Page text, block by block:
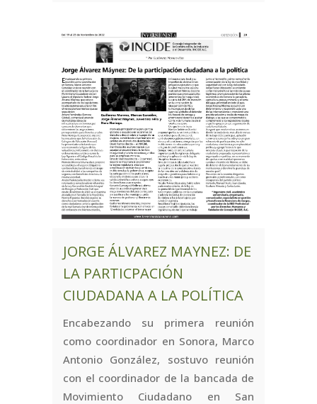
JORGE ÁLVAREZ MAYNEZ: DE
LA PARTICPACIÓN
CIUDADANA A LA POLÍTICA
Encabezando su primera reunión
como coordinador en Sonora, Marco
Antonio González, sostuvo reunión
con el coordinador de la bancada de
Movimiento Ciudadano en San